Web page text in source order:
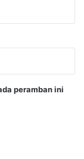
peramban ini